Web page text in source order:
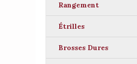
Rangement
Étrilles
Brosses Dures